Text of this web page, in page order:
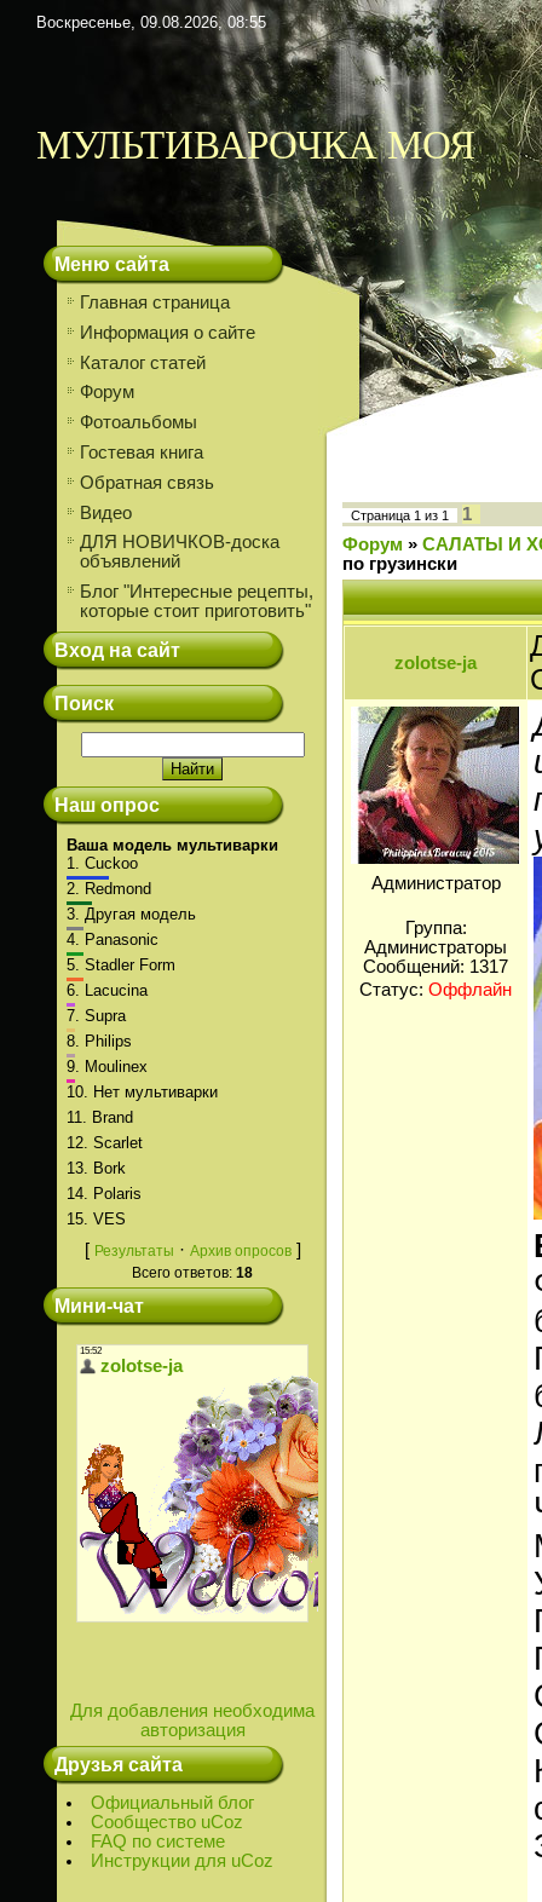
Воскресенье, 09.08.2026, 08:55
МУЛЬТИВАРОЧКА МОЯ
Меню сайта
Главная страница
Информация о сайте
Каталог статей
Форум
Фотоальбомы
Гостевая книга
Обратная связь
Видео
ДЛЯ НОВИЧКОВ-доска
объявлений
Блог "Интересные рецепты,
которые стоит приготовить"
Вход на сайт
Поиск
Наш опрос
Ваша модель мультиварки
1. Cuckoo
2.
Redmond
3. Другая модель
4.
Panasonic
5. Stadler Form
6.
Lacucina
7. Supra
8.
Philips
9.
Moulinex
10.
Нет мультиварки
11.
Brand
12. Scarlet
13.
Bork
14.
Polaris
15. VES
[ Результаты · Архив опросов]
Всего ответов: 18
Мини-чат
Для добавления необходима
авторизация
Друзья сайта
Официальный блог
Сообщество uCoz
FAQ по системе
Инструкции для uCoz
Страница 1 из 1
1
Форум » САЛАТЫ И
по грузински
zolotse-ja
Администратор
Группа:
Администраторы
Сообщений: 1317
Статус: Оффлайн